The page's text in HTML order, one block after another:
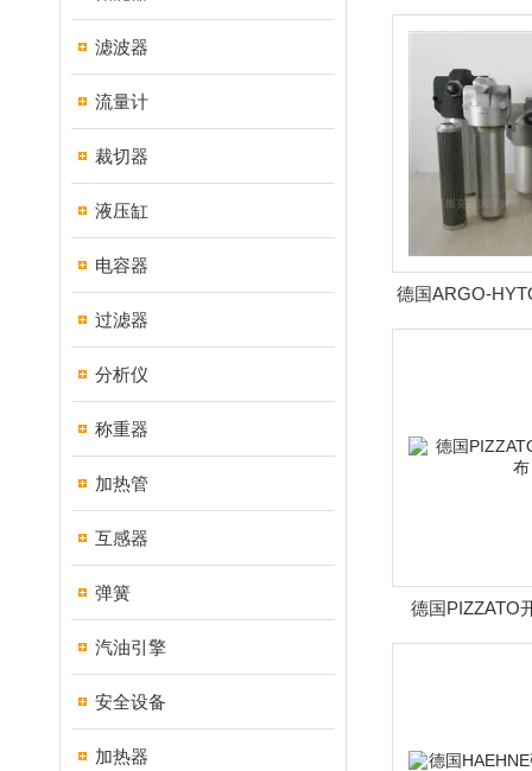
滤波器
流量计
裁切器
液压缸
电容器
过滤器
分析仪
称重器
加热管
互感器
弹簧
汽油引擎
安全设备
加热器
布
德国ARGO-
发
德国PIZZATO